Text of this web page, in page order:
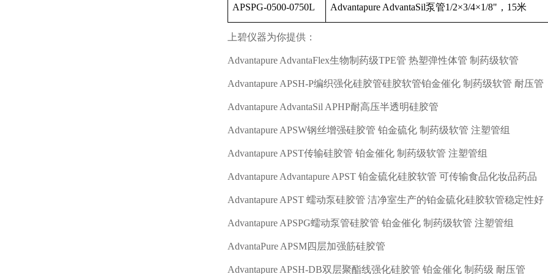
APSPG-0500-0750L Advantapure AdvantaSil泵管1/2×3/4×1/8" ， 15米
上碧仪器为你提供：
Advantapure AdvantaFlex生物制药级TPE管 热塑弹性体管 制药级软管
Advantapure APSH-P编织强化硅胶管硅胶软管铂金催化 制药级软管 耐压管
Advantapure AdvantaSil APHP耐高压半透明硅胶管
Advantapure APSW钢丝增强硅胶管 铂金硫化 制药级软管 注塑管组
Advantapure APST传输硅胶管 铂金催化 制药级软管 注塑管组
Advantapure Advantapure APST 铂金硫化硅胶软管 可传输食品化妆品药品
Advantapure APST 蠕动泵硅胶管 洁净室生产的铂金硫化硅胶软管稳定性好
Advantapure APSPG蠕动泵管硅胶管 铂金催化 制药级软管 注塑管组
AdvantaPure APSM四层加强筋硅胶管
Advantapure APSH-DB双层聚酯线强化硅胶管 铂金催化 制药级 耐压管